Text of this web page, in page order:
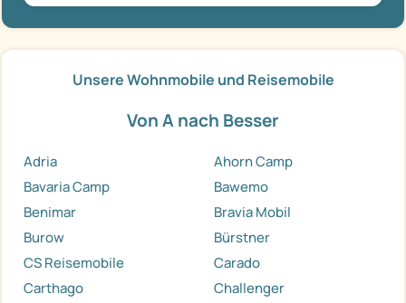
Unsere Wohnmobile und Reisemobile
Von A nach Besser
Adria
Ahorn Camp
Bavaria Camp
Bawemo
Benimar
Bravia Mobil
Burow
Bürstner
CS Reisemobile
Carado
Carthago
Challenger